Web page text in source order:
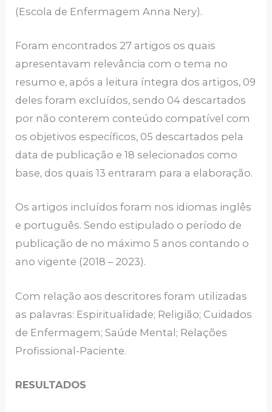
(Escola de Enfermagem Anna Nery).
Foram encontrados 27 artigos os quais
apresentavam relevância com o tema no
resumo e, após a leitura íntegra dos artigos, 09
deles foram excluídos, sendo 04 descartados
por não conterem conteúdo compatível com
os objetivos específicos, 05 descartados pela
data de publicação e 18 selecionados como
base, dos quais 13 entraram para a elaboração.
Os artigos incluídos foram nos idiomas inglês
e português. Sendo estipulado o período de
publicação de no máximo 5 anos contando o
ano vigente (2018 – 2023).
Com relação aos descritores foram utilizadas
as palavras: Espiritualidade; Religião; Cuidados
de Enfermagem; Saúde Mental; Relações
Profissional-Paciente.
RESULTADOS